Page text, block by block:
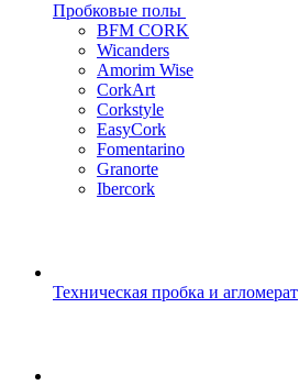
Пробковые полы
BFM CORK
Wicanders
Amorim Wise
CorkArt
Corkstyle
EasyCork
Fomentarino
Granorte
Ibercork
Техническая пробка и агломерат